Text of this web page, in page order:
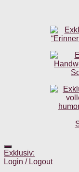
Exklusiv:
Login / Logout